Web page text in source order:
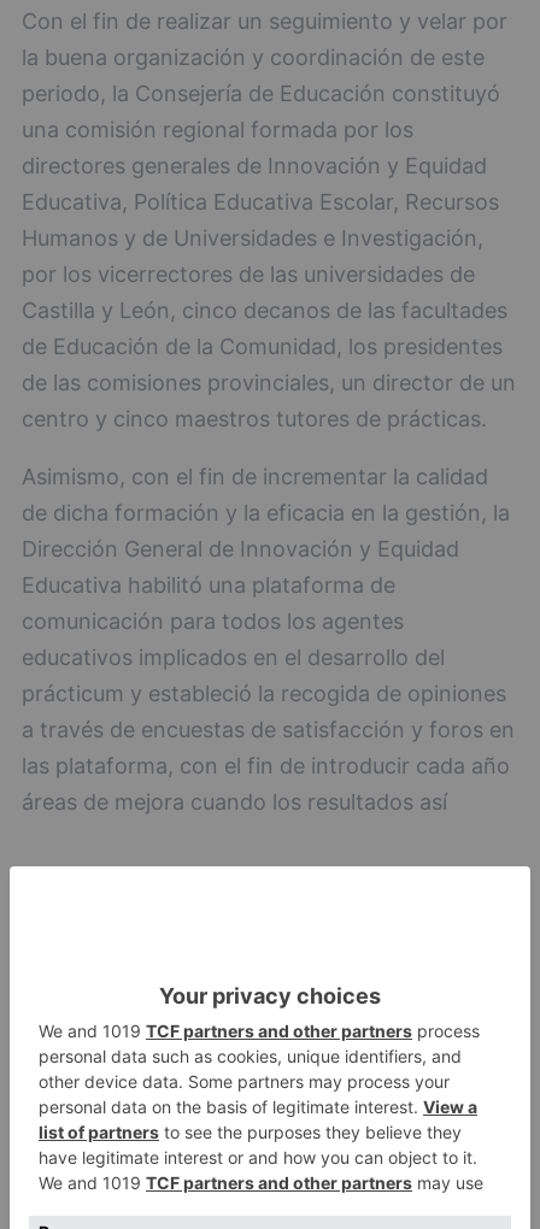
Con el fin de realizar un seguimiento y velar por
la buena organización y coordinación de este
periodo, la Consejería de Educación constituyó
una comisión regional formada por los
directores generales de Innovación y Equidad
Educativa, Política Educativa Escolar, Recursos
Humanos y de Universidades e Investigación,
por los vicerrectores de las universidades de
Castilla y León, cinco decanos de las facultades
de Educación de la Comunidad, los presidentes
de las comisiones provinciales, un director de un
centro y cinco maestros tutores de prácticas.
Asimismo, con el fin de incrementar la calidad
de dicha formación y la eficacia en la gestión, la
Dirección General de Innovación y Equidad
Educativa habilitó una plataforma de
comunicación para todos los agentes
educativos implicados en el desarrollo del
prácticum y estableció la recogida de opiniones
a través de encuestas de satisfacción y foros en
las plataforma, con el fin de introducir cada año
áreas de mejora cuando los resultados así
LO + VISTO
1
Detienen a un joven de 27 años
por el robo de cableado y por
atentado contra los agentes
2
Calor y posibles tormentas en
Burgos durante el eclipse del 12
de agosto